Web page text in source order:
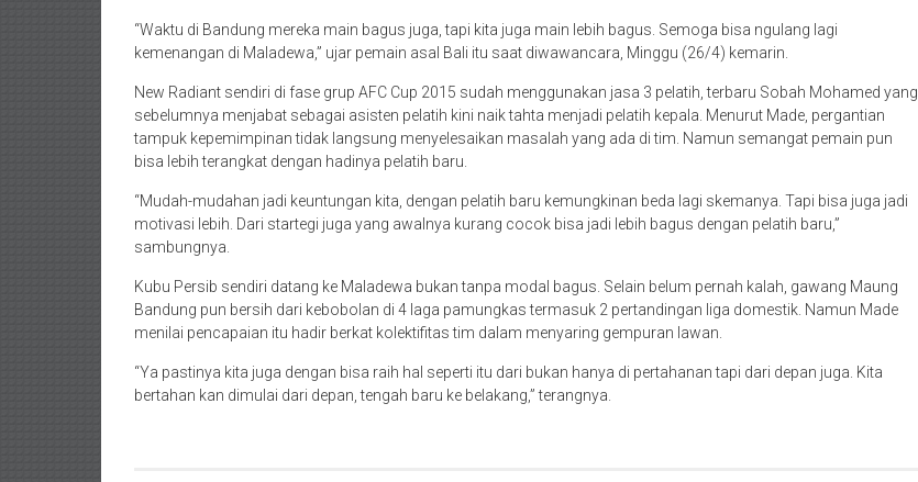
“Waktu di Bandung mereka main bagus juga, tapi kita juga main lebih bagus. Semoga bisa ngulang lagi
kemenangan di Maladewa,” ujar pemain asal Bali itu saat diwawancara, Minggu (26/4) kemarin.
New Radiant sendiri di fase grup AFC Cup 2015 sudah menggunakan jasa 3 pelatih, terbaru Sobah Mohamed yang
sebelumnya menjabat sebagai asisten pelatih kini naik tahta menjadi pelatih kepala. Menurut Made, pergantian
tampuk kepemimpinan tidak langsung menyelesaikan masalah yang ada di tim. Namun semangat pemain pun
bisa lebih terangkat dengan hadinya pelatih baru.
“Mudah-mudahan jadi keuntungan kita, dengan pelatih baru kemungkinan beda lagi skemanya. Tapi bisa juga jadi
motivasi lebih. Dari startegi juga yang awalnya kurang cocok bisa jadi lebih bagus dengan pelatih baru,”
sambungnya.
Kubu Persib sendiri datang ke Maladewa bukan tanpa modal bagus. Selain belum pernah kalah, gawang Maung
Bandung pun bersih dari kebobolan di 4 laga pamungkas termasuk 2 pertandingan liga domestik. Namun Made
menilai pencapaian itu hadir berkat kolektifitas tim dalam menyaring gempuran lawan.
“Ya pastinya kita juga dengan bisa raih hal seperti itu dari bukan hanya di pertahanan tapi dari depan juga. Kita
bertahan kan dimulai dari depan, tengah baru ke belakang,” terangnya.